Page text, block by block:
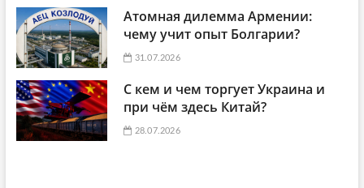
Атомная дилемма Армении:
чему учит опыт Болгарии?
31.07.2026
С кем и чем торгует Украина и
при чём здесь Китай?
28.07.2026